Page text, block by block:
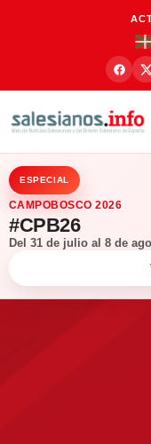
ESPECIAL
CAMPOBOSCO 2026
#CPB26
Del 31 de julio al 8 de